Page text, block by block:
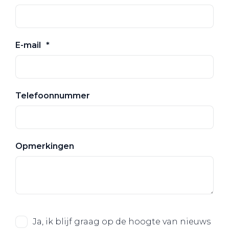
E-mail
Telefoonnummer
Opmerkingen
Ja, ik blijf graag op de hoogte van nieuws